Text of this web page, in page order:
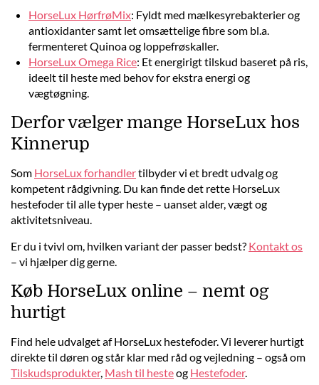
HorseLux HørfrøMix: Fyldt med mælkesyrebakterier og
antioxidanter samt let omsættelige fibre som bl.a.
fermenteret Quinoa og loppefrøskaller.
HorseLux Omega Rice: Et energirigt tilskud baseret på ris,
ideelt til heste med behov for ekstra energi og
vægtøgning.
Derfor vælger mange HorseLux hos
Kinnerup
Som HorseLux forhandlertilbyder vi et bredt udvalg og
kompetent rådgivning. Du kan finde det rette HorseLux
hestefoder til alle typer heste – uanset alder, vægt og
aktivitetsniveau.
Er du i tvivl om, hvilken variant der passer bedst? Kontakt os
– vi hjælper dig gerne.
Køb HorseLux online – nemt og
hurtigt
Find hele udvalget af HorseLux hestefoder. Vi leverer hurtigt
direkte til døren og står klar med råd og vejledning – også om
Tilskudsprodukter, Mash til hesteog Hestefoder.